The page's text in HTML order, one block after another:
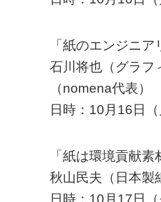
「紙のエンジニア
石川将也（グラフ
（nomena代表）
日時：10月16日
「紙は環境貢献素
秋山民夫（日本製
日時：10月17日